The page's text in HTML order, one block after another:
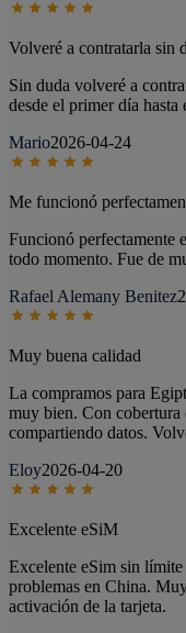
Volveré a contratarla sin
Sin duda volveré a
desde el primer día
Mario2026-04-24
Me funcionó
Funcionó perfectamente
todo momento. Fue de
Rafael Alemany Benitez
Muy buena calidad
La compramos para
muy bien. Con
compartiendo datos.
Eloy2026-04-20
Excelente eSiM
Excelente eSim sin
problemas en China.
activación de la tarjeta.